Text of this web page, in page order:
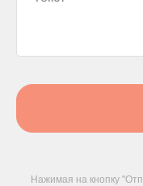
Нажимая на кнопку